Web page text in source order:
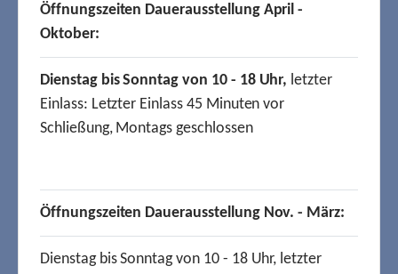
Öffnungszeiten Dauerausstellung April -
Oktober:
Dienstag bis Sonntag von 10 - 18 Uhr, letzter
Einlass: Letzter Einlass 45 Minuten vor
Schließung, Montags geschlossen
Öffnungszeiten Dauerausstellung Nov. - März:
Dienstag bis Sonntag von 10 - 18 Uhr, letzter